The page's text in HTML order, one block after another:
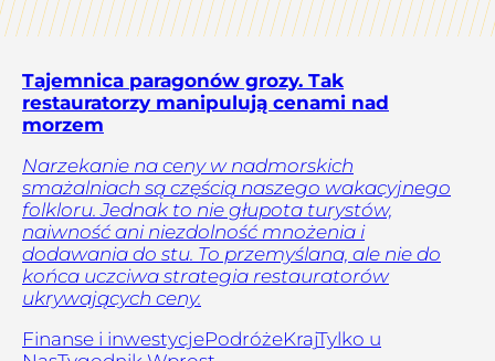
Tajemnica paragonów grozy. Tak
restauratorzy manipulują cenami nad
morzem
Narzekanie na ceny w nadmorskich
smażalniach są częścią naszego wakacyjnego
folkloru. Jednak to nie głupota turystów,
naiwność ani niezdolność mnożenia i
dodawania do stu. To przemyślana, ale nie do
końca uczciwa strategia restauratorów
ukrywających ceny.
Finanse i inwestycjePodróżeKrajTylko u